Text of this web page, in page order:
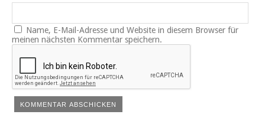
Name, E-Mail-Adresse und Website in diesem Browser für
meinen nächsten Kommentar speichern.